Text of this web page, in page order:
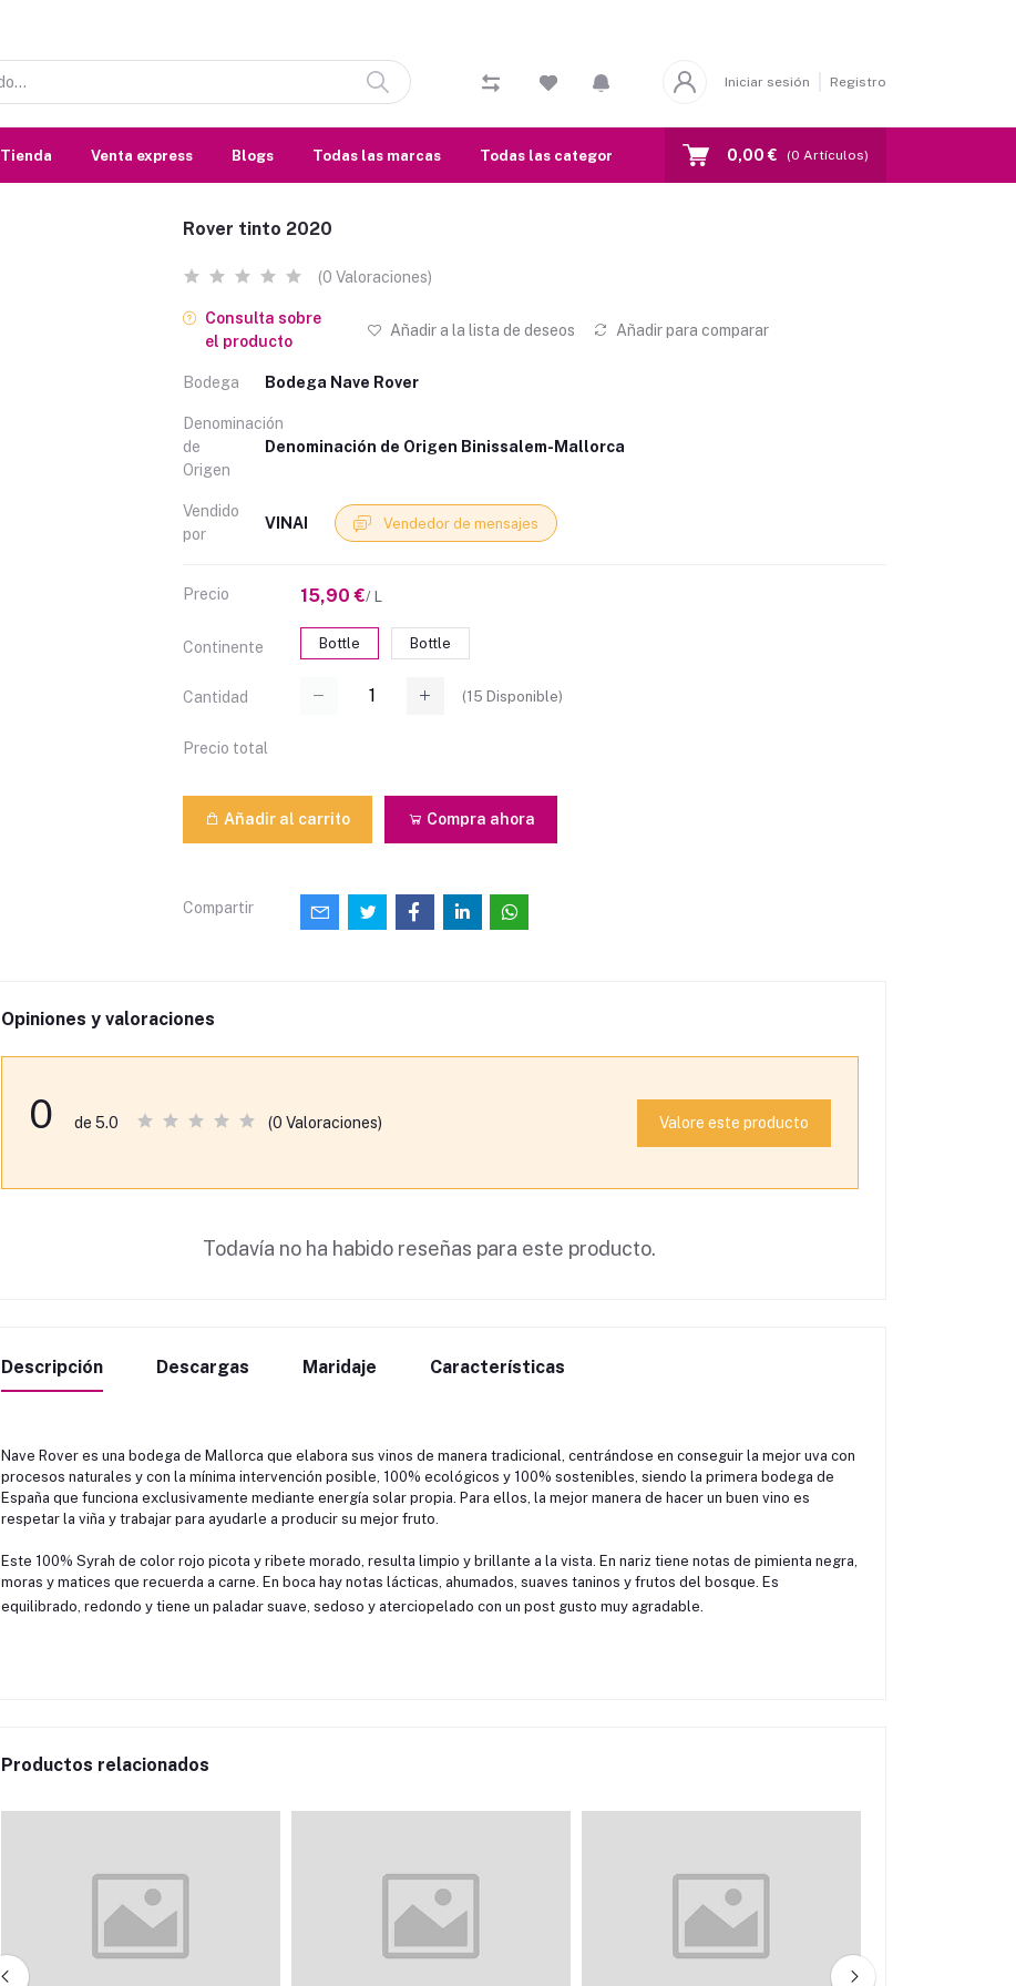
Iniciar sesión Registro
Tienda Venta express Blogs Todas las marcas Todas las categorias 0,00 € (0 Artículos)
Rover tinto 2020
(0 Valoraciones)
Consulta sobre
el producto
Añadir a la lista de deseos Añadir para comparar
Bodega Bodega Nave Rover
Denominación
de
Origen
Denominación de Origen Binissalem-Mallorca
Vendido
por
VINAI Vendedor de mensajes
Precio 15,90 €/ L
Continente Bottle Bottle
Cantidad (15 Disponible)
Precio total
Añadir al carrito Compra ahora
Compartir
Opiniones y valoraciones
0 de 5.0 (0 Valoraciones) Valore este producto
Todavía no ha habido reseñas para este producto.
Descripción Descargas Maridaje Características
Nave Rover es una bodega de Mallorca que elabora sus vinos de manera tradicional, centrándose en conseguir la mejor uva con
procesos naturales y con la mínima intervención posible, 100% ecológicos y 100% sostenibles, siendo la primera bodega de
España que funciona exclusivamente mediante energía solar propia. Para ellos, la mejor manera de hacer un buen vino es
respetar la viña y trabajar para ayudarle a producir su mejor fruto.
Este 100% Syrah de color rojo picota y ribete morado, resulta limpio y brillante a la vista. En nariz tiene notas de pimienta negra,
moras y matices que recuerda a carne. En boca hay notas lácticas, ahumados, suaves taninos y frutos del bosque. Es
equilibrado, redondo y tiene un paladar suave, sedoso y aterciopelado con un post gusto muy agradable.
Productos relacionados